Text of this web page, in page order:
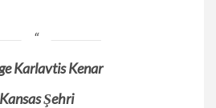
Karlavtis Kenar
Kansas Şehri